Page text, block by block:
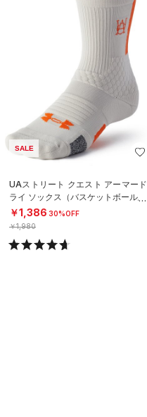
SALE
UAストリート クエスト アーマード
ライ ソックス（バスケットボール/U
NISEX）
￥1,386 30%OFF
￥1,980